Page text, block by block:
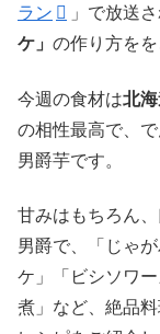
ラン
」で放送さ
ケ」 の作り方をを
今週の食材は北
の相性最高で、
男爵芋です。
甘みはもちろん
男爵で、「じゃ
ケ」「ビシソワ
煮」など、絶品